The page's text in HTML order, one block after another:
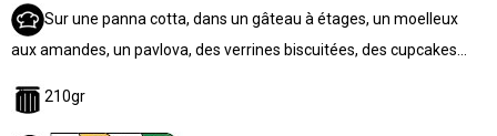
Sur une panna cotta, dans un gâteau à étages, un moelleux
aux amandes, un pavlova, des verrines biscuitées, des cupcakes…
210gr